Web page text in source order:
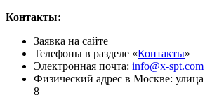
Контакты:
Заявка на сайте
Телефоны в разделе «Контакты»
Электронная почта: info@x-spt.com
Физический адрес в Москве:
8